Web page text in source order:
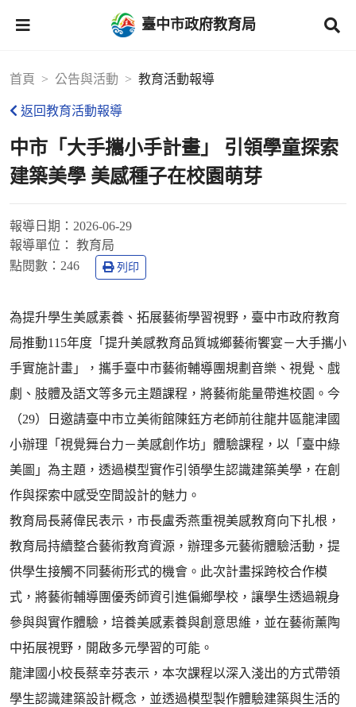
臺中市政府教育局
首頁 公告與活動 教育活動報導
返回教育活動報導
中市「大手攜小手計畫」 引領學童探索
建築美學 美感種子在校園萌芽
報導日期： 2026-06-29
報導單位：
教育局
點閱數： 246 列印
為提升學生美感素養、拓展藝術學習視野，臺中市政府教育
局推動115年度「提升美感教育品質城鄉藝術饗宴－大手攜小
手實施計畫」，攜手臺中市藝術輔導團規劃音樂、視覺、戲
劇、肢體及語文等多元主題課程，將藝術能量帶進校園。今
（29）日邀請臺中市立美術館陳鈺方老師前往龍井區龍津國
小辦理「視覺舞台力－美感創作坊」體驗課程，以「臺中綠
美圖」為主題，透過模型實作引領學生認識建築美學，在創
作與探索中感受空間設計的魅力。
教育局長蔣偉民表示，市長盧秀燕重視美感教育向下扎根，
教育局持續整合藝術教育資源，辦理多元藝術體驗活動，提
供學生接觸不同藝術形式的機會。此次計畫採跨校合作模
式，將藝術輔導團優秀師資引進偏鄉學校，讓學生透過親身
參與與實作體驗，培養美感素養與創意思維，並在藝術薰陶
中拓展視野，開啟多元學習的可能。
龍津國小校長蔡幸芬表示，本次課程以深入淺出的方式帶領
學生認識建築設計概念，並透過模型製作體驗建築與生活的